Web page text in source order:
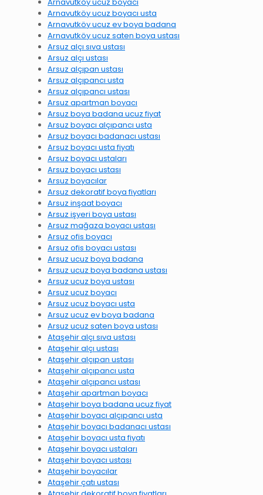
Arnavutköy ucuz boyacı usta
Arnavutköy ucuz ev boya badana
Arnavutköy ucuz saten boya ustası
Arsuz alçı sıva ustası
Arsuz alçı ustası
Arsuz alçıpan ustası
Arsuz alçıpancı usta
Arsuz alçıpancı ustası
Arsuz apartman boyacı
Arsuz boya badana ucuz fiyat
Arsuz boyacı alçıpancı usta
Arsuz boyacı badanacı ustası
Arsuz boyacı usta fiyatı
Arsuz boyacı ustaları
Arsuz boyacı ustası
Arsuz boyacılar
Arsuz dekoratif boya fiyatları
Arsuz inşaat boyacı
Arsuz işyeri boya ustası
Arsuz mağaza boyacı ustası
Arsuz ofis boyacı
Arsuz ofis boyacı ustası
Arsuz ucuz boya badana
Arsuz ucuz boya badana ustası
Arsuz ucuz boya ustası
Arsuz ucuz boyacı
Arsuz ucuz boyacı usta
Arsuz ucuz ev boya badana
Arsuz ucuz saten boya ustası
Ataşehir alçı sıva ustası
Ataşehir alçı ustası
Ataşehir alçıpan ustası
Ataşehir alçıpancı usta
Ataşehir alçıpancı ustası
Ataşehir apartman boyacı
Ataşehir boya badana ucuz fiyat
Ataşehir boyacı alçıpancı usta
Ataşehir boyacı badanacı ustası
Ataşehir boyacı usta fiyatı
Ataşehir boyacı ustaları
Ataşehir boyacı ustası
Ataşehir boyacılar
Ataşehir çatı ustası